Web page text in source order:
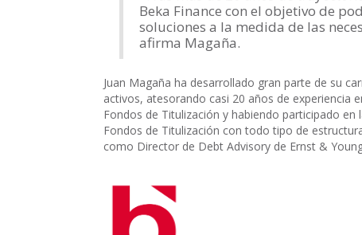
Beka Finance con el objetivo de
soluciones a la medida de las
afirma Magaña.
Juan Magaña ha desarrollado gran parte de su
activos, atesorando casi 20 años de experiencia
Fondos de Titulización y habiendo participado
Fondos de Titulización con todo tipo de
como Director de Debt Advisory de Ernst &